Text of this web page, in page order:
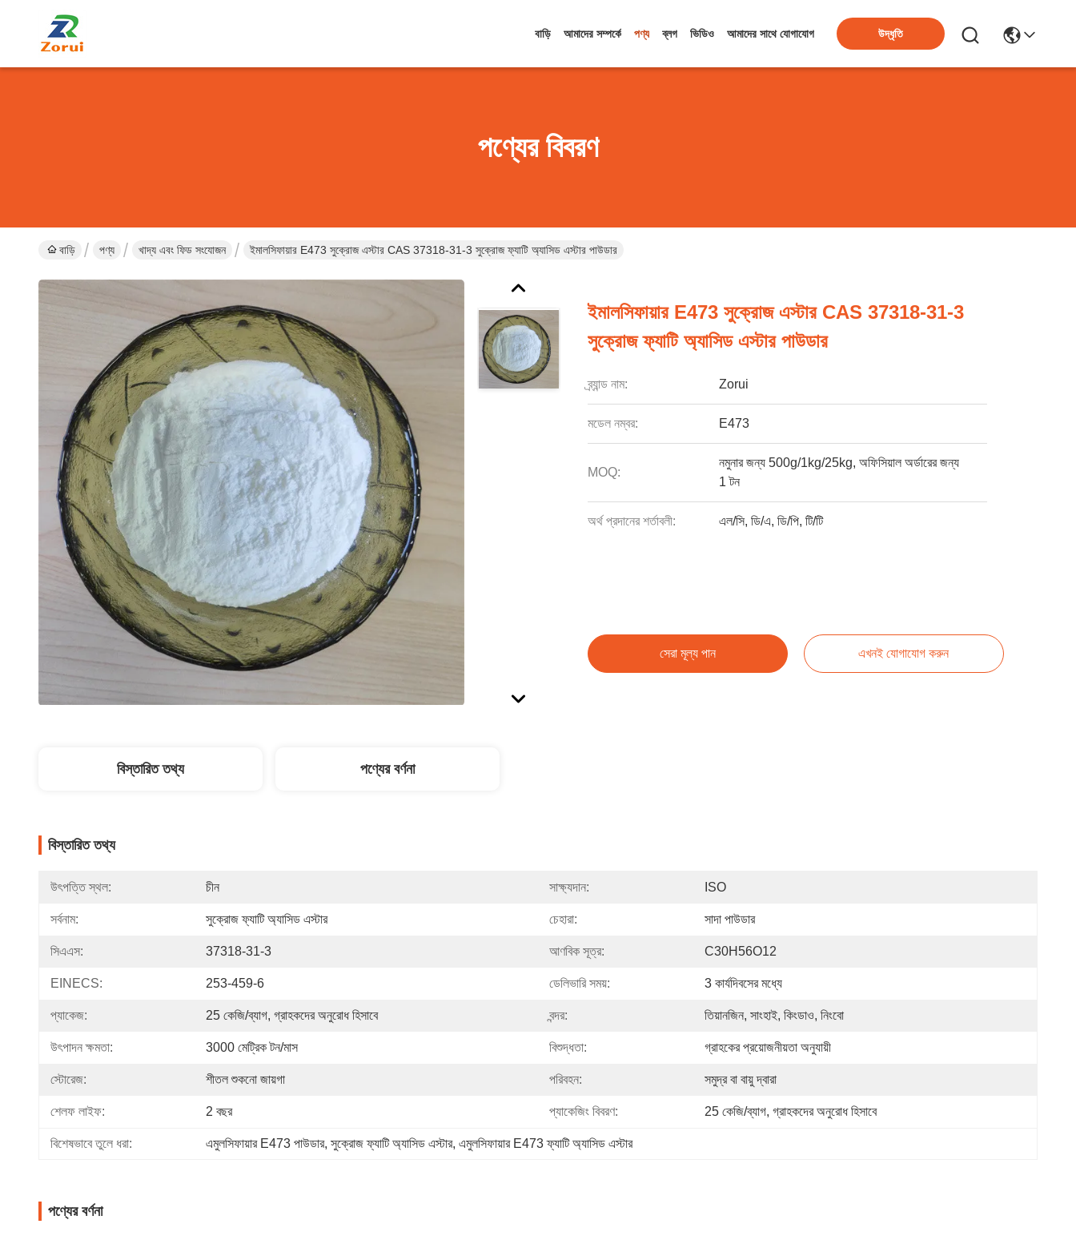
বাড়ি আমাদের সম্পর্কে পণ্য ব্লগ ভিডিও আমাদের সাথে যোগাযোগ উদ্ধৃতি
পণ্যের বিবরণ
বাড়ি পণ্য খাদ্য এবং ফিড সংযোজন ইমালসিফায়ার E473 সুক্রোজ এস্টার CAS 37318-31-3 সুক্রোজ ফ্যাটি অ্যাসিড এস্টার পাউডার
ইমালসিফায়ার E473 সুক্রোজ এস্টার CAS 37318-31-3
সুক্রোজ ফ্যাটি অ্যাসিড এস্টার পাউডার
ব্র্যান্ড নাম: Zorui
মডেল নম্বর: E473
MOQ:
নমুনার জন্য 500g/1kg/25kg, অফিসিয়াল অর্ডারের জন্য
1 টন
অর্থ প্রদানের শর্তাবলী: এল/সি, ডি/এ, ডি/পি, টি/টি
সেরা মূল্য পান এখনই যোগাযোগ করুন
বিস্তারিত তথ্য পণ্যের বর্ণনা
বিস্তারিত তথ্য
উৎপত্তি স্থল: চীন সাক্ষ্যদান: ISO
সর্বনাম: সুক্রোজ ফ্যাটি অ্যাসিড এস্টার চেহারা: সাদা পাউডার
সিএএস: 37318-31-3 আণবিক সূত্র: C30H56O12
EINECS: 253-459-6 ডেলিভারি সময়: 3 কার্যদিবসের মধ্যে
প্যাকেজ: 25 কেজি/ব্যাগ, গ্রাহকদের অনুরোধ হিসাবে বন্দর: তিয়ানজিন, সাংহাই, কিংডাও, নিংবো
উৎপাদন ক্ষমতা: 3000 মেট্রিক টন/মাস বিশুদ্ধতা: গ্রাহকের প্রয়োজনীয়তা অনুযায়ী
স্টোরেজ: শীতল শুকনো জায়গা পরিবহন: সমুদ্র বা বায়ু দ্বারা
শেলফ লাইফ: 2 বছর প্যাকেজিং বিবরণ: 25 কেজি/ব্যাগ, গ্রাহকদের অনুরোধ হিসাবে
বিশেষভাবে তুলে ধরা: এমুলসিফায়ার E473 পাউডার, সুক্রোজ ফ্যাটি অ্যাসিড এস্টার, এমুলসিফায়ার E473 ফ্যাটি অ্যাসিড এস্টার
পণ্যের বর্ণনা